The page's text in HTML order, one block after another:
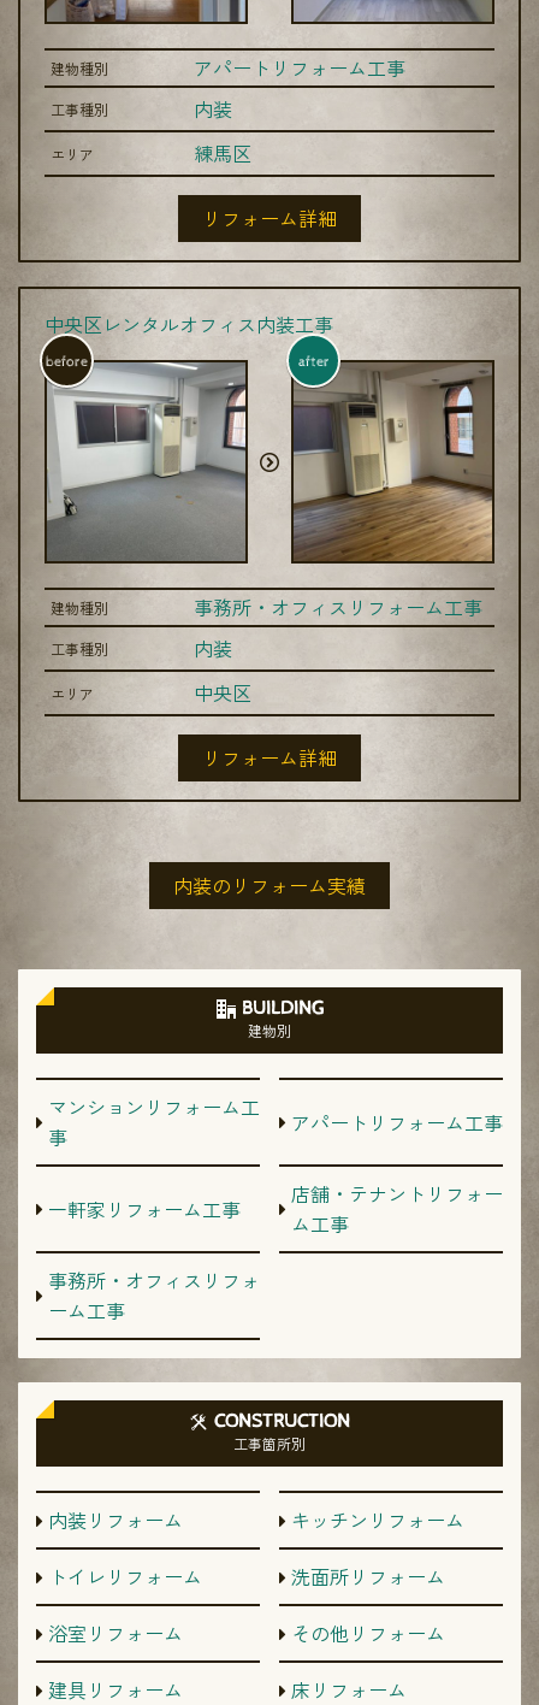
建物種別 アパートリフォーム工事
工事種別 内装
エリア 練馬区
リフォーム詳細
中央区レンタルオフィス内装工事
before after
建物種別 事務所・オフィスリフォーム工事
工事種別 内装
エリア 中央区
リフォーム詳細
内装のリフォーム実績
BUILDING
建物別
マンションリフォーム工
事
アパートリフォーム工事
一軒家リフォーム工事
店舗・テナントリフォー
ム工事
事務所・オフィスリフォ
ーム工事
CONSTRUCTION
工事箇所別
内装リフォーム
キッチンリフォーム
トイレリフォーム
洗面所リフォーム
浴室リフォーム
その他リフォーム
建具リフォーム
床リフォーム